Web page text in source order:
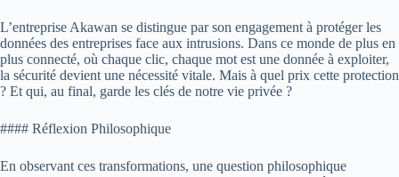
L’entreprise Akawan se distingue par son engagement à protéger les
données des entreprises face aux intrusions. Dans ce monde de plus en
plus connecté, où chaque clic, chaque mot est une donnée à exploiter,
la sécurité devient une nécessité vitale. Mais à quel prix cette protection
? Et qui, au final, garde les clés de notre vie privée ?
#### Réflexion Philosophique
En observant ces transformations, une question philosophique